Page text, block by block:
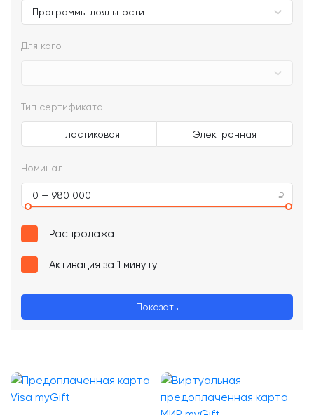
Для кого
Тип сертификата:
Пластиковая Электронная
Номинал
0 — 980 000
Распродажа
Активация за 1 минуту
Показать